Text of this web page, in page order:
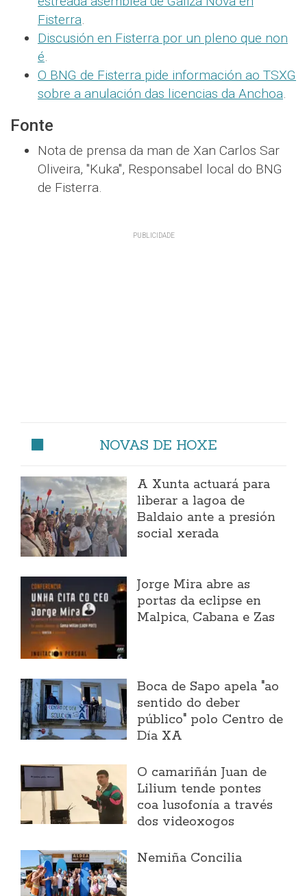
Fisterra.
Discusión en Fisterra por un pleno que non
é.
O BNG de Fisterra pide información ao TSXG
sobre a anulación das licencias da Anchoa.
Fonte
Nota de prensa da man de Xan Carlos Sar
Oliveira, "Kuka", Responsabel local do BNG
de Fisterra.
NOVAS DE HOXE
A Xunta actuará para
liberar a lagoa de
Baldaio ante a presión
social xerada
Jorge Mira abre as
portas da eclipse en
Malpica, Cabana e Zas
Boca de Sapo apela "ao
sentido do deber
público" polo Centro de
Día XA
O camariñán Juan de
Lilium tende pontes
coa lusofonía a través
dos videoxogos
Nemiña Concilia